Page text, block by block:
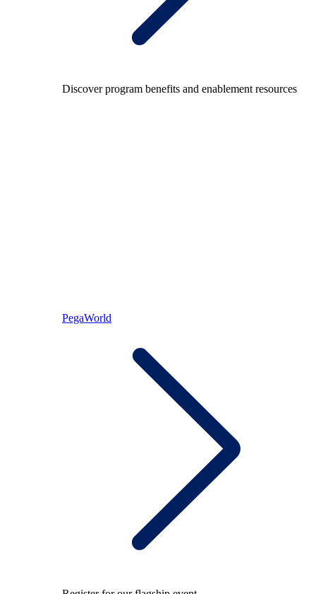
Discover program benefits and enablement resources
PegaWorld